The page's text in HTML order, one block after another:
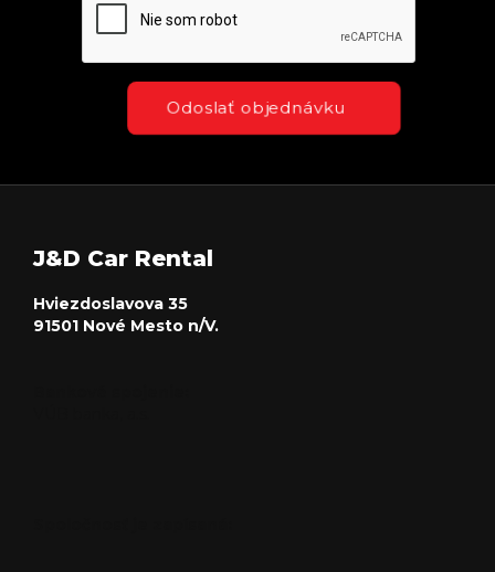
Odoslať objednávku
J&D Car Rental
Hviezdoslavova 35
91501 Nové Mesto n/V.